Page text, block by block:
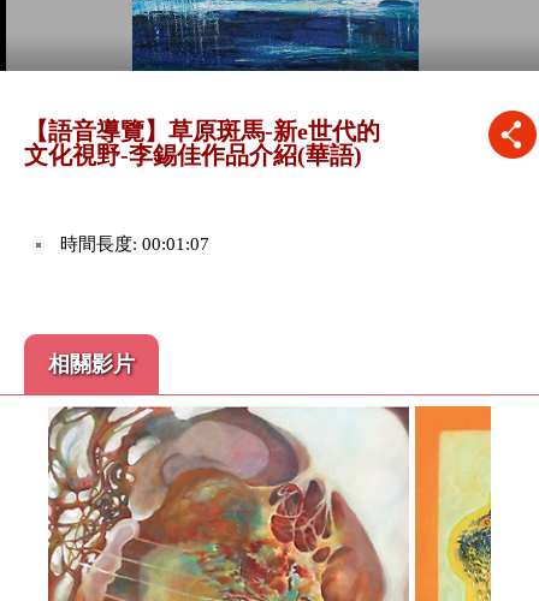
【語音導覽】草原斑馬-新e世代的
文化視野-李錫佳作品介紹(華語)
時間長度: 00:01:07
相關影片